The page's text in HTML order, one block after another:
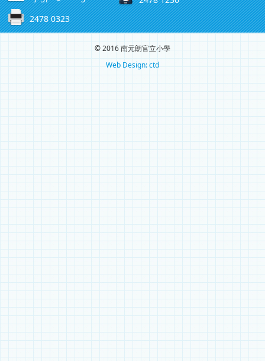
2478 0323
© 2016 南元朗官立小學
Web Design: ctd